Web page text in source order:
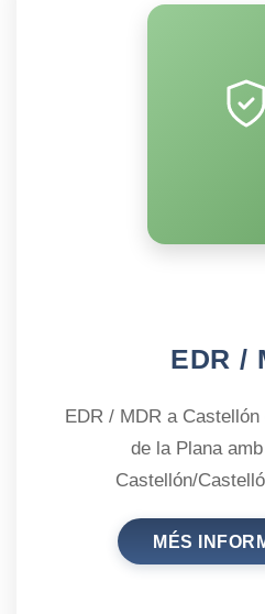
EDR /
EDR / MDR a
de la Plana
Castellón/
MÉS